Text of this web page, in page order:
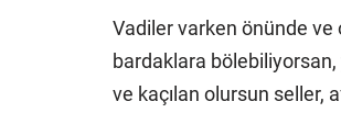
Vadiler varken önünde ve
bardaklara
ve kaçılan olursun seller,